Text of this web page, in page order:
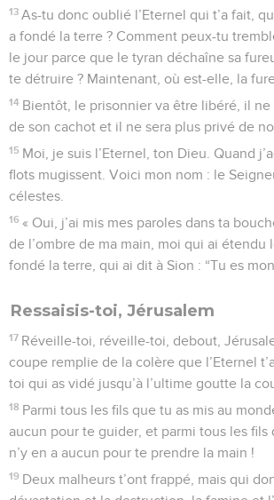
13 As-tu donc oublié l’Eternel qui t’a fait,
a fondé la terre ? Comment peux-tu
le jour parce que le tyran déchaîne sa
te détruire ? Maintenant, où est-elle, la
14 Bientôt, le prisonnier va être libéré, il ne
de son cachot et il ne sera plus privé de
15 Moi, je suis l’Eternel, ton Dieu. Quand
flots mugissent. Voici mon nom : le
célestes.
16 « Oui, j’ai mis mes paroles dans ta
de l’ombre de ma main, moi qui ai étendu
fondé la terre, qui ai dit à Sion : “Tu es
Ressaisis-toi, Jérusalem
17 Réveille-toi, réveille-toi, debout,
coupe remplie de la colère que l’Eternel
toi qui as vidé jusqu’à l’ultime goutte la
18 Parmi tous les fils que tu as mis au
aucun pour te guider, et parmi tous les fils
n’y en a aucun pour te prendre la main !
19 Deux malheurs t’ont frappé, mais qui